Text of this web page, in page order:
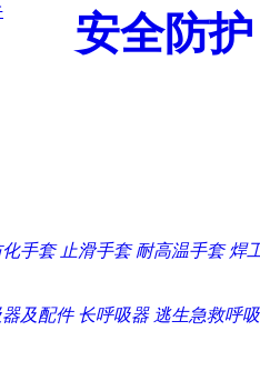
安全防护
手套 止滑手套 耐高温手套 焊
及配件 长呼吸器 逃生急救呼